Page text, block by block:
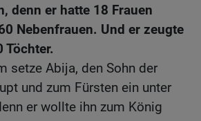
denn er hatte 18 Frauen
Nebenfrauen. Und er zeugte
Töchter.
setze Abija, den Sohn der
und zum Fürsten ein unter
er wollte ihn zum König